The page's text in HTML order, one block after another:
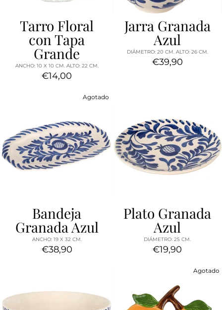
Tarro Floral
con Tapa
Grande
ANCHO: 10 X 10 CM. ALTO: 22 CM.
€14,00
Jarra Granada
Azul
DIÁMETRO: 20 CM. ALTO: 26 CM.
€39,90
Agotado
Bandeja
Granada Azul
ANCHO: 19 X 32 CM.
€38,90
Plato Granada
Azul
DIÁMETRO: 25 CM.
€19,90
Agotado